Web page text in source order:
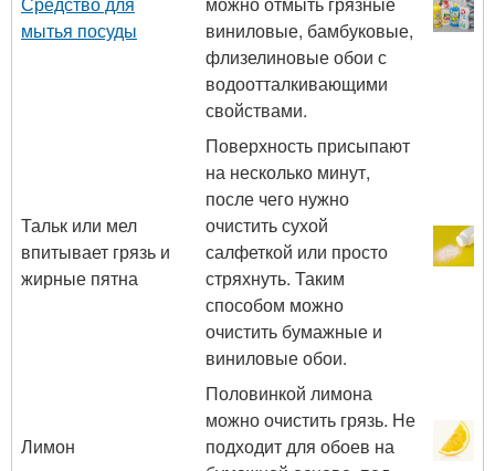
мытья посуды
виниловые, бамбуковые,
флизелиновые обои с
водоотталкивающими
свойствами.
Тальк или мел
впитывает грязь и
жирные пятна
Поверхность присыпают
на несколько минут,
после чего нужно
очистить сухой
салфеткой или просто
стряхнуть. Таким
способом можно
очистить бумажные и
виниловые обои.
Лимон
Половинкой лимона
можно очистить грязь. Не
подходит для обоев на